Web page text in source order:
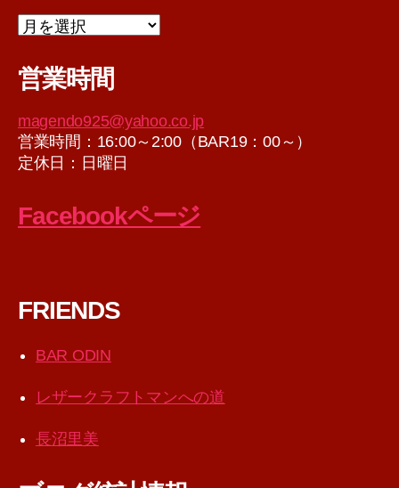
ア
ー
イ
営業時間
magendo925@yahoo.co.jp
営業時間：16:00～2:00（BAR19：00～）
定休日：日曜日
Facebookページ
FRIENDS
BAR ODIN
レザークラフトマンへの道
長沼里美